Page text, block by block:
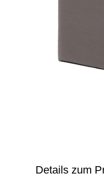
Details zum